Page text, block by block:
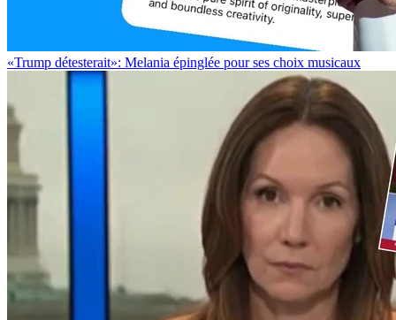
«Trump détesterait»: Melania épinglée pour ses choix musicaux